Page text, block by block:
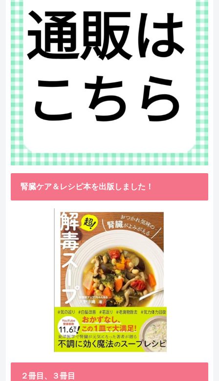
腎臓ケア＆レシピ本を出版しました！
２冊目、３冊目